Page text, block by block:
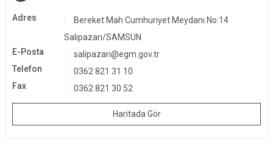
Adres
Bereket Mah Cumhuriyet Meydanı No:14
Salıpazarı/SAMSUN
E-Posta
salipazari@egm.gov.tr
Telefon
0362 821 31 10
Fax
0362 821 30 52
Haritada Gör